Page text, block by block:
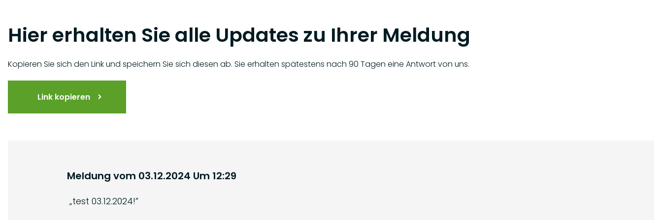
Hier erhalten Sie alle Updates zu Ihrer Meldung
Kopieren Sie sich den Link und speichern Sie sich diesen ab. Sie erhalten spätestens nach 90 Tagen eine Antwort von uns.
Link kopieren
Meldung vom 03.12.2024 Um 12:29
„test 03.12.2024!”